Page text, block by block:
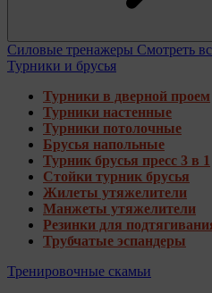
Силовые тренажеры Смотреть
Турники и брусья
Турники в дверной проем
Турники настенные
Турники потолочные
Брусья напольные
Турник брусья пресс 3 в 1
Стойки турник брусья
Жилеты утяжелители
Манжеты утяжелители
Резинки для
Трубчатые эспандеры
Тренировочные скамьи